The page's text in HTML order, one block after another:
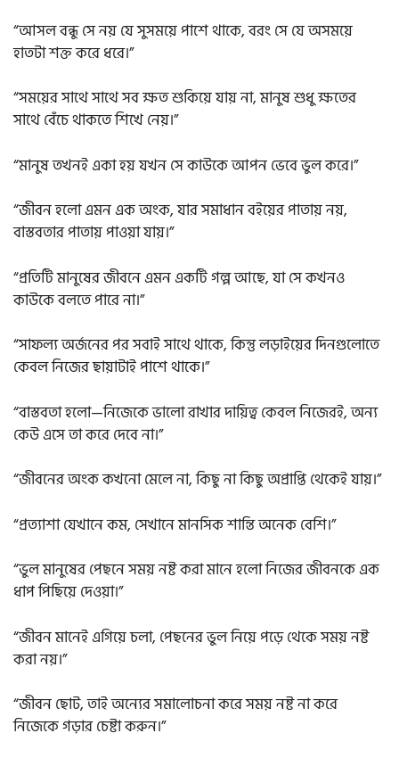
“আসল বন্ধু সে নয় যে সুসময়ে পাশে থাকে, বরং সে যে অসময়ে
হাতটা শক্ত করে ধরে।”
“সময়ের সাথে সাথে সব ক্ষত শুকিয়ে যায় না, মানুষ শুধু ক্ষতের
সাথে বেঁচে থাকতে শিখে নেয়।”
“মানুষ তখনই একা হয় যখন সে কাউকে আপন ভেবে ভুল করে।”
“জীবন হলো এমন এক অংক, যার সমাধান বইয়ের পাতায় নয়,
বাস্তবতার পাতায় পাওয়া যায়।”
“প্রতিটি মানুষের জীবনে এমন একটি গল্প আছে, যা সে কখনও
কাউকে বলতে পারে না।”
“সাফল্য অর্জনের পর সবাই সাথে থাকে, কিন্তু লড়াইয়ের দিনগুলোতে
কেবল নিজের ছায়াটাই পাশে থাকে।”
“বাস্তবতা হলো—নিজেকে ভালো রাখার দায়িত্ব কেবল নিজেরই, অন্য
কেউ এসে তা করে দেবে না।”
“জীবনের অংক কখনো মেলে না, কিছু না কিছু অপ্রাপ্তি থেকেই যায়।”
“প্রত্যাশা যেখানে কম, সেখানে মানসিক শান্তি অনেক বেশি।”
“ভুল মানুষের পেছনে সময় নষ্ট করা মানে হলো নিজের জীবনকে এক
ধাপ পিছিয়ে দেওয়া।”
“জীবন মানেই এগিয়ে চলা, পেছনের ভুল নিয়ে পড়ে থেকে সময় নষ্ট
করা নয়।”
“জীবন ছোট, তাই অন্যের সমালোচনা করে সময় নষ্ট না করে
নিজেকে গড়ার চেষ্টা করুন।”